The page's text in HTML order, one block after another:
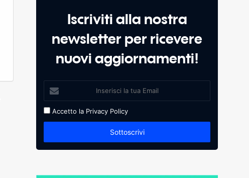
Iscriviti alla nostra
newsletter per ricevere
nuovi aggiornamenti!
Accetto la Privacy Policy